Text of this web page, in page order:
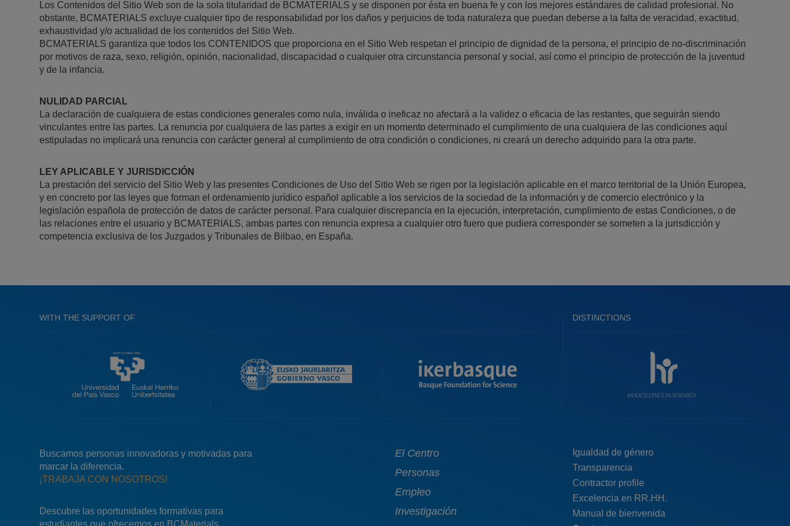
Los Contenidos del Sitio Web son de la sola titularidad de BCMATERIALS y se disponen por ésta en buena fe y con los mejores estándares de calidad profesional. No
obstante, BCMATERIALS excluye cualquier tipo de responsabilidad por los daños y perjuicios de toda naturaleza que puedan deberse a la falta de veracidad, exactitud,
exhaustividad y/o actualidad de los contenidos del Sitio Web.
BCMATERIALS garantiza que todos los CONTENIDOS que proporciona en el Sitio Web respetan el principio de dignidad de la persona, el principio de no-discriminación
por motivos de raza, sexo, religión, opinión, nacionalidad, discapacidad o cualquier otra circunstancia personal y social, así como el principio de protección de la juventud
y de la infancia.
NULIDAD PARCIAL
La declaración de cualquiera de estas condiciones generales como nula, inválida o ineficaz no afectará a la validez o eficacia de las restantes, que seguirán siendo
vinculantes entre las partes. La renuncia por cualquiera de las partes a exigir en un momento determinado el cumplimiento de una cualquiera de las condiciones aquí
estipuladas no implicará una renuncia con carácter general al cumplimiento de otra condición o condiciones, ni creará un derecho adquirido para la otra parte.
LEY APLICABLE Y JURISDICCIÓN
La prestación del servicio del Sitio Web y las presentes Condiciones de Uso del Sitio Web se rigen por la legislación aplicable en el marco territorial de la Unión Europea,
y en concreto por las leyes que forman el ordenamiento jurídico español aplicable a los servicios de la sociedad de la información y de comercio electrónico y la
legislación española de protección de datos de carácter personal. Para cualquier discrepancia en la ejecución, interpretación, cumplimiento de estas Condiciones, o de
las relaciones entre el usuario y BCMATERIALS, ambas partes con renuncia expresa a cualquier otro fuero que pudiera corresponder se someten a la jurisdicción y
competencia exclusiva de los Juzgados y Tribunales de Bilbao, en España.
WITH THE SUPPORT OF DISTINCTIONS
Buscamos personas innovadoras y motivadas para
marcar la diferencia.
¡TRABAJA CON NOSOTROS!
Descubre las oportunidades formativas para
estudiantes que ofrecemos en BCMaterials.
Main
navigation
El Centro
Personas
Empleo
Investigación
Menú
pie
top
Igualdad de género
Transparencia
Contractor profile
Excelencia en RR.HH.
Manual de bienvenida